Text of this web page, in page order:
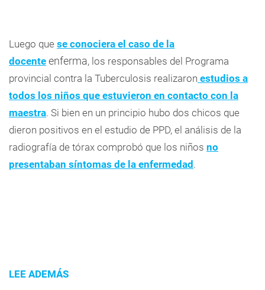
Luego que se conociera el caso de la
docente enferma, los responsables del Programa
provincial contra la Tuberculosis realizaron estudios a
todos los niños que estuvieron en contacto con la
maestra. Si bien en un principio hubo dos chicos que
dieron positivos en el estudio de PPD, el análisis de la
radiografía de tórax comprobó que los niños no
presentaban síntomas de la enfermedad .
LEE ADEMÁS